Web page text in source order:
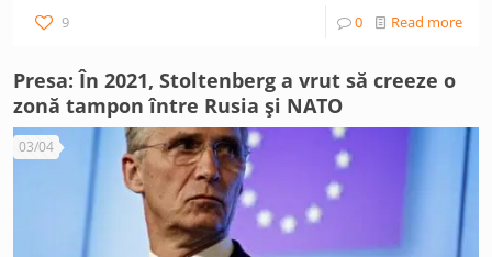
9 0 Read more
Presa: În 2021, Stoltenberg a vrut să creeze o
zonă tampon între Rusia și NATO
03/04